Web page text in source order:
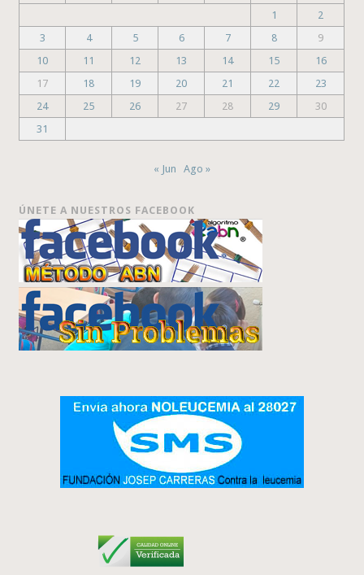
1
2
3
4 5 6 7 8
9
10
11 12 13 14 15
16
17
18 19 20 21 22
23
24
25 26 27 28 29
30
31
« Jun Ago »
ÚNETE A NUESTROS FACEBOOK